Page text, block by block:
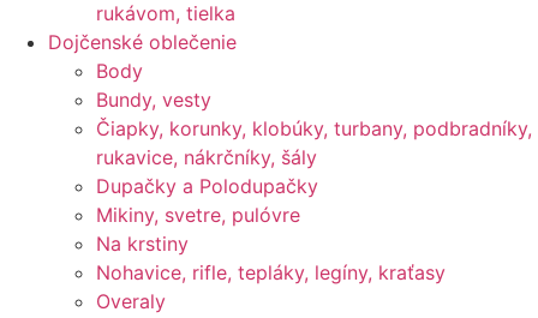
rukávom, tielka
Dojčenské oblečenie
Body
Bundy, vesty
Čiapky, korunky, klobúky, turbany, podbradníky,
rukavice, nákrčníky, šály
Dupačky a Polodupačky
Mikiny, svetre, pulóvre
Na krstiny
Nohavice, rifle, tepláky, legíny, kraťasy
Overaly